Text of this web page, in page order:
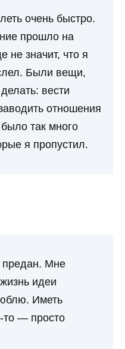
очень быстро.
прошло на
не значит, что я
Были вещи,
вести
отношения
так много
я пропустил.
предан. Мне
идеи
Иметь
то — просто